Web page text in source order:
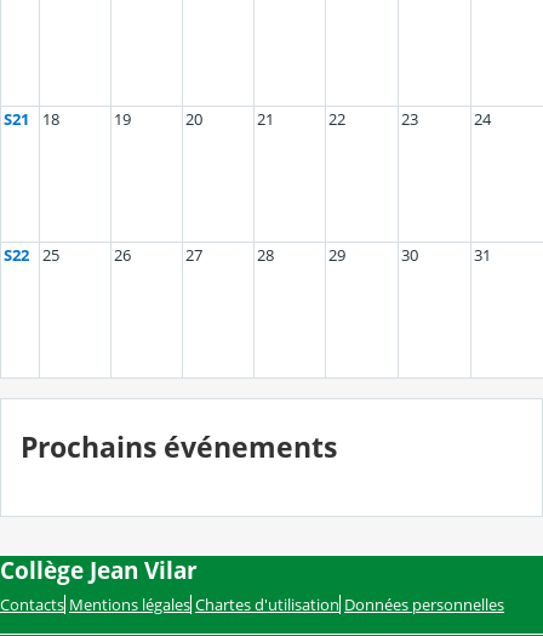
S21 18 19 20 21 22 23 24
S22 25 26 27 28 29 30 31
Prochains événements
Collège Jean Vilar
Contacts Mentions légales Chartes d'utilisation Données personnelles